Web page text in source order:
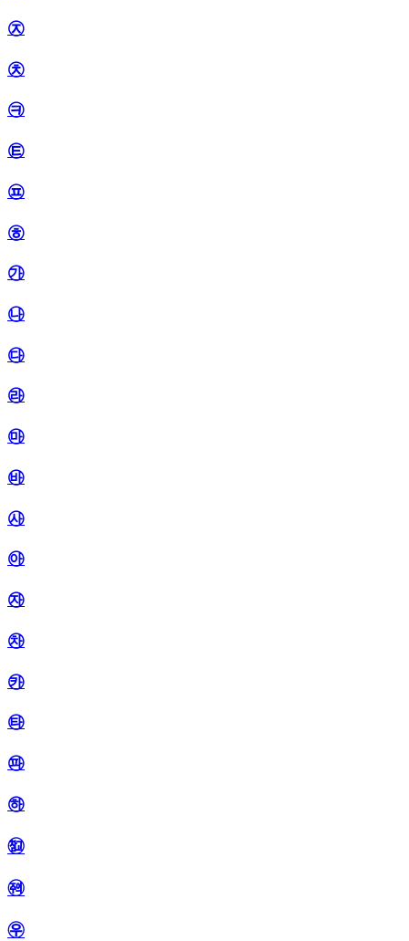
㉨
㉩
㉪
㉫
㉬
㉭
㉮
㉯
㉰
㉱
㉲
㉳
㉴
㉵
㉶
㉷
㉸
㉹
㉺
㉻
㉼
㉽
㉾